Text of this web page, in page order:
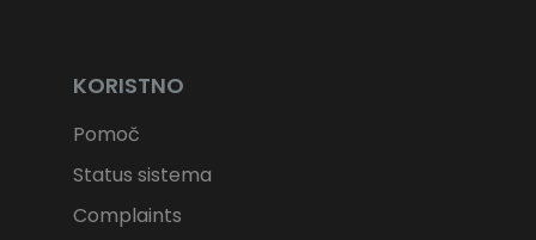
KORISTNO
Pomoč
Status sistema
Complaints